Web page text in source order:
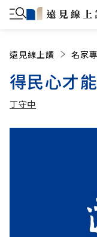
遠見線上讀 名家
得民心才
丁守中